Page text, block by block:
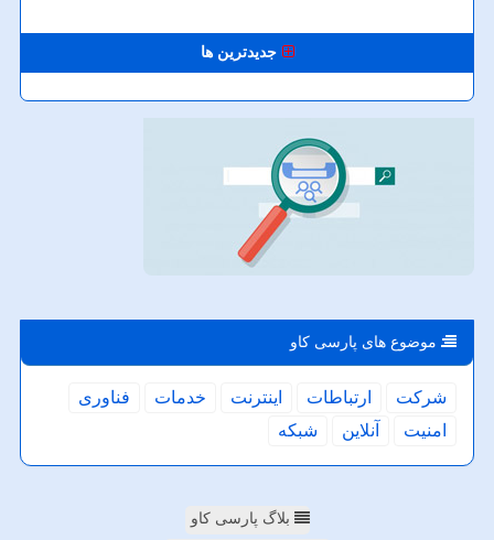
جدیدترین ها
موضوع های پارسی كاو
شركت ارتباطات اینترنت خدمات
فناوری
امنیت
آنلاین شبكه
بلاگ پارسی کاو